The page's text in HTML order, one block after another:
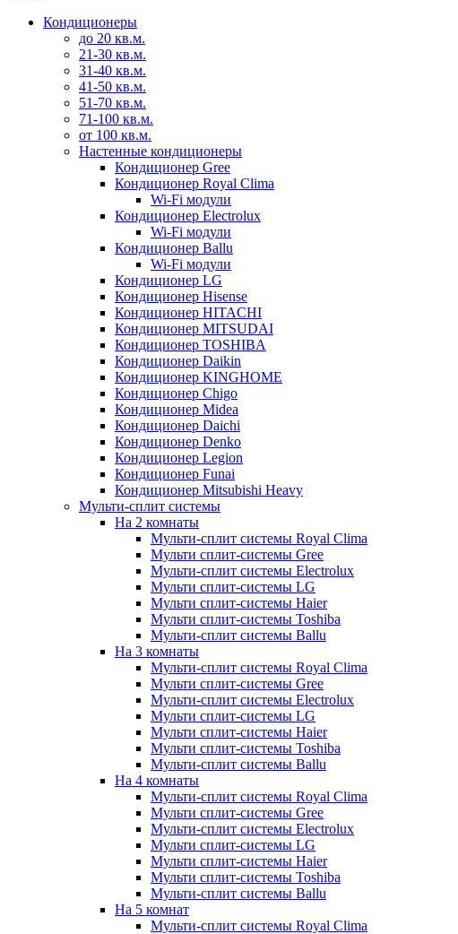
Кондиционеры
до 20 кв.м.
21-30 кв.м.
31-40 кв.м.
41-50 кв.м.
51-70 кв.м.
71-100 кв.м.
от 100 кв.м.
Настенные кондиционеры
Кондиционер Gree
Кондиционер Royal Clima
Wi-Fi модули
Кондиционер Electrolux
Wi-Fi модули
Кондиционер Ballu
Wi-Fi модули
Кондиционер LG
Кондиционер Hisense
Кондиционер HITACHI
Кондиционер MITSUDAI
Кондиционер TOSHIBA
Кондиционер Daikin
Кондиционер KINGHOME
Кондиционер Chigo
Кондиционер Midea
Кондиционер Daichi
Кондиционер Denko
Кондиционер Legion
Кондиционер Funai
Кондиционер Mitsubishi Heavy
Мульти-сплит системы
На 2 комнаты
Мульти-сплит системы Royal Clima
Мульти сплит-системы Gree
Мульти-сплит системы Electrolux
Мульти сплит-системы LG
Мульти сплит-системы Haier
Мульти сплит-системы Toshiba
Мульти-сплит системы Ballu
На 3 комнаты
Мульти-сплит системы Royal Clima
Мульти сплит-системы Gree
Мульти-сплит системы Electrolux
Мульти сплит-системы LG
Мульти сплит-системы Haier
Мульти сплит-системы Toshiba
Мульти-сплит системы Ballu
На 4 комнаты
Мульти-сплит системы Royal Clima
Мульти сплит-системы Gree
Мульти-сплит системы Electrolux
Мульти сплит-системы LG
Мульти сплит-системы Haier
Мульти сплит-системы Toshiba
Мульти-сплит системы Ballu
На 5 комнат
Мульти-сплит системы Royal Clima